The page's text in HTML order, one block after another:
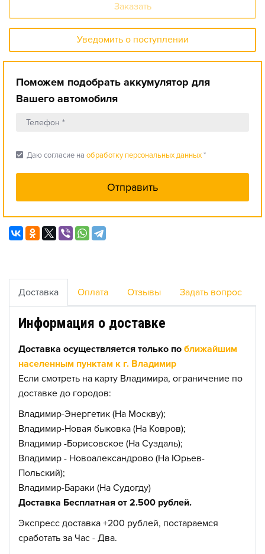
Заказать
Уведомить о поступлении
Поможем подобрать аккумулятор для
Вашего автомобиля
check_box Даю согласие на обработку персональных данных*
Доставка Оплата Отзывы Задать вопрос
Информация о доставке
Доставка осуществляется только по ближайшим
населенным пунктам к г. Владимир
Если смотреть на карту Владимира, ограничение по
доставке до городов:
Владимир-Энергетик (На Москву);
Владимир-Новая быковка (На Ковров);
Владимир -Борисовское (На Суздаль);
Владимир - Новоалександрово (На Юрьев-
Польский);
Владимир-Бараки (На Судогду)
Доставка Бесплатная от 2.500 рублей.
Экспресс доставка +200 рублей, постараемся
сработать за Час - Два.